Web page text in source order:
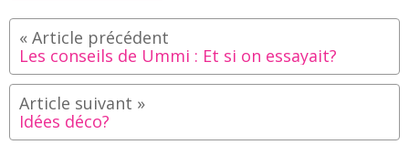
Les conseils de Ummi : Et si on essayait?
Idées déco?